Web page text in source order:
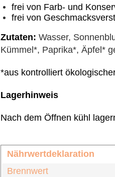
frei von Farb- und
frei von
Zutaten: Wasser,
Kümmel*, Paprika*, Äpfel*
*aus kontrolliert
Lagerhinweis
Nach dem Öffnen kühl
Nährwertdeklaration
Brennwert